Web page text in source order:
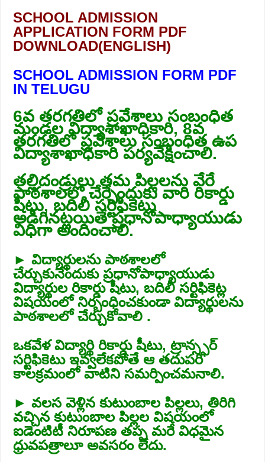
SCHOOL ADMISSION
APPLICATION FORM PDF
DOWNLOAD(ENGLISH)
SCHOOL ADMISSION FORM PDF
IN TELUGU
6వ తరగతిలో ప్రవేశాలు సంబంధిత
మండల విద్యాశాఖాధికారి, 8వ
తరగతిలో ప్రవేశాలు సంబంధిత ఉప
విద్యాశాఖాధికారి పర్యవేక్షించాలి.
తల్లిదండ్రులు తమ పిల్లలను వేరే
పాఠశాలలో చేర్చేందుకు వారి రికార్డు
షీటు, బదిలీ సర్టిఫికెటు
అడిగినట్లయితే ప్రధానోపాధ్యాయుడు
విధిగా అందించాలి.
► విద్యార్థులను పాఠశాలలో
చేర్చుకునేందుకు ప్రధానోపాధ్యాయుడు
విద్యార్థుల రికార్డు షీటు, బదిలీ సర్టిఫికెట్ల
విషయంలో నిర్బంధించకుండా విద్యార్థులను
పాఠశాలలో చేర్చుకోవాలి .
ఒకవేళ విద్యార్థి రికార్డు షీటు, ట్రాన్స్ఫర్‌
సర్టిఫికెటు ఇవ్వలేకపోతే ఆ తదుపరి
కాలక్రమంలో వాటిని సమర్పించమనాలి.
► వలస వెళ్లిన కుటుంబాల పిల్లలు, తిరిగి
వచ్చిన కుటుంబాల పిల్లల విషయంలో
ఐడెంటిటీ నిరూపణ తప్ప మరే విధమైన
ధ్రువపత్రాలూ అవసరం లేదు.